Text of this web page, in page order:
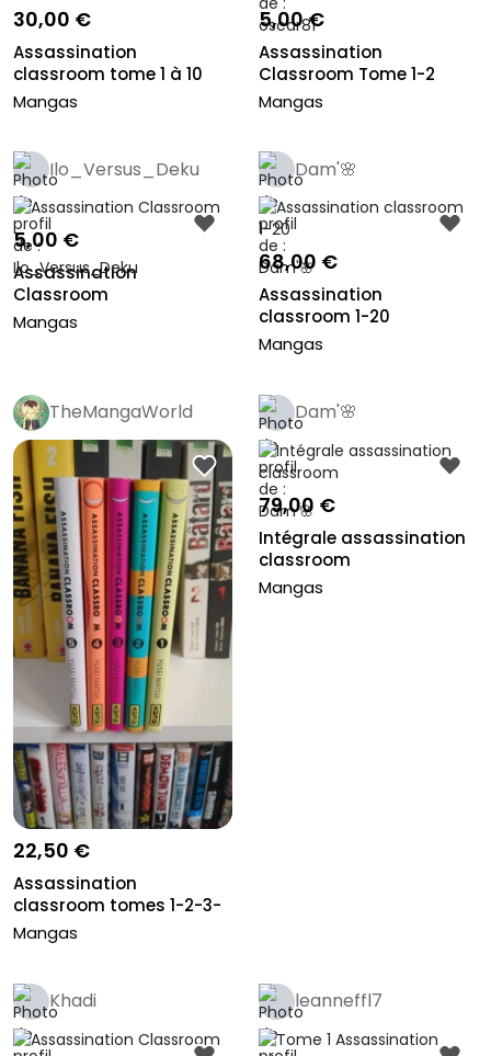
30,00 €
Assassination
classroom tome 1 à 10
Mangas
5,00 €
Assassination
Classroom Tome 1-2
Mangas
Ilo_Versus_Deku
5,00 €
Assassination
Classroom
Mangas
Dam'🌸
68,00 €
Assassination
classroom 1-20
Mangas
TheMangaWorld
22,50 €
Assassination
classroom tomes 1-2-3-
4-5
Mangas
Dam'🌸
79,00 €
Intégrale assassination
classroom
Mangas
Khadi leanneffl7